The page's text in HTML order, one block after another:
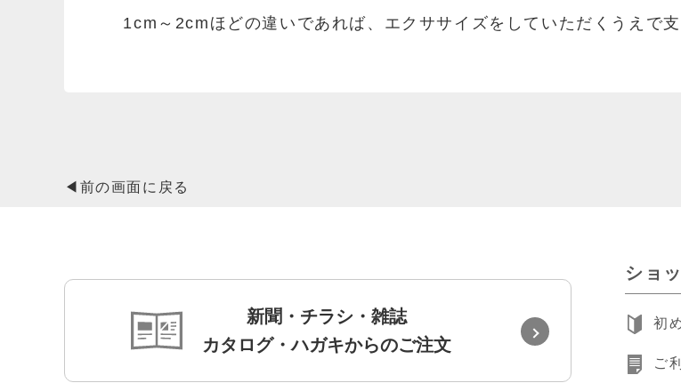
1cm～2cmほどの違いであれば、エクササイズをしていただくうえで
◀前の画面に戻る
新聞・チラシ・雑誌
カタログ・ハガキからのご注文
ショ
初
ご